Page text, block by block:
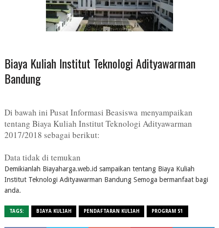
Biaya Kuliah Institut Teknologi Adityawarman
Bandung
Di bawah ini Pusat Informasi Beasiswa menyampaikan
tentang Biaya Kuliah Institut Teknologi Adityawarman
2017/2018 sebagai berikut:
Data tidak di temukan
Demikianlah Biayaharga.web.id sampaikan tentang Biaya Kuliah
Institut Teknologi Adityawarman Bandung Semoga bermanfaat bagi
anda.
TAGS: BIAYA KULIAH PENDAFTARAN KULIAH PROGRAM S1